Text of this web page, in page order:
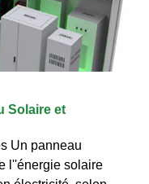
Solaire et
Un panneau
l''énergie solaire